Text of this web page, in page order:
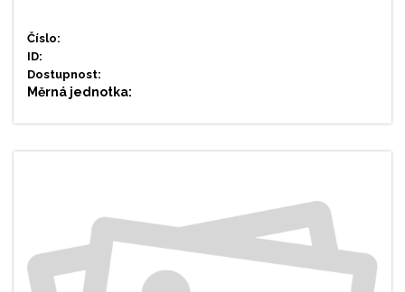
Číslo:
ID:
Dostupnost:
Měrná jednotka: